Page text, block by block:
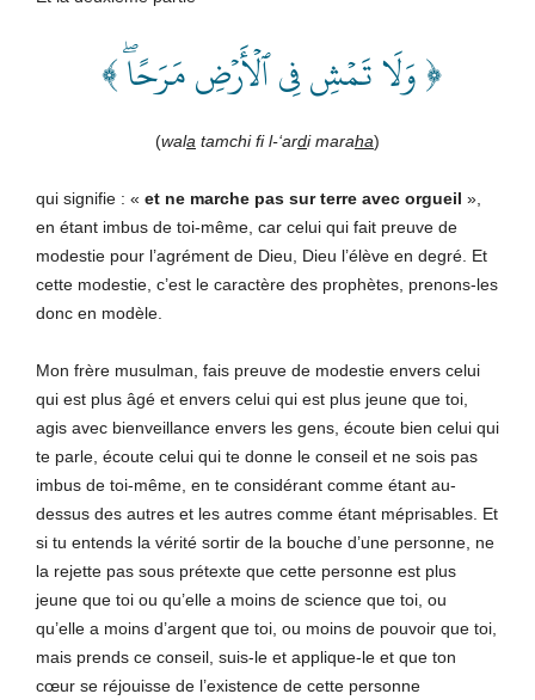
﴿ وَلَا تَمۡشِ فِي ٱلۡأَرۡضِ مَرَحًاۖ ﴾
(wala tamchi fi l-‘ardi maraha)
qui signifie : « et ne marche pas sur terre avec orgueil »,
en étant imbus de toi-même, car celui qui fait preuve de
modestie pour l’agrément de Dieu, Dieu l’élève en degré. Et
cette modestie, c’est le caractère des prophètes, prenons-les
donc en modèle.
Mon frère musulman, fais preuve de modestie envers celui
qui est plus âgé et envers celui qui est plus jeune que toi,
agis avec bienveillance envers les gens, écoute bien celui qui
te parle, écoute celui qui te donne le conseil et ne sois pas
imbus de toi-même, en te considérant comme étant au-
dessus des autres et les autres comme étant méprisables. Et
si tu entends la vérité sortir de la bouche d’une personne, ne
la rejette pas sous prétexte que cette personne est plus
jeune que toi ou qu’elle a moins de science que toi, ou
qu’elle a moins d’argent que toi, ou moins de pouvoir que toi,
mais prends ce conseil, suis-le et applique-le et que ton
cœur se réjouisse de l’existence de cette personne